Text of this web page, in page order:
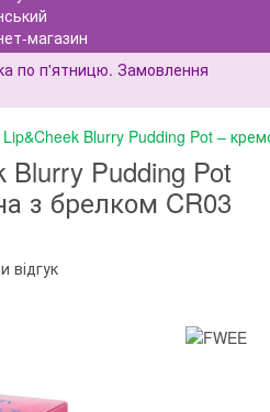
по п'ятницю. Замовлення
Lip&Cheek Blurry Pudding Pot –
Blurry Pudding Pot
з брелком CR03
відгук